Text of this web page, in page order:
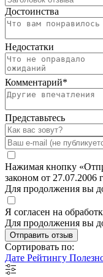
Достоинства
Недостатки
Комментарий*
Представьтесь
Нажимая кнопку
законом от
Для продолжения вы
Я согласен на
Для продолжения вы
Отправить отзыв
Сортировать по:
Дате Рейтингу